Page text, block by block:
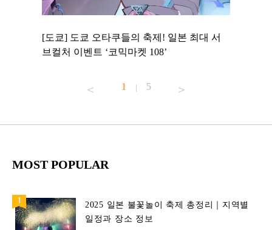
[도쿄] 도쿄 오타쿠들의 축제! 일본 최대 서
브컬처 이벤트 ‘코믹마켓 108’
1 | 5
MOST POPULAR
2025 일본 불꽃놀이 축제 총정리｜지역별
일정과 장소 정보